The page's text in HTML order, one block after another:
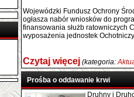
Wojewódzki Fundusz Ochrony
ogłasza nabór wniosków do
finansowania służb ratowniczych
wyposażenia jednostek
Czytaj więcej (kategoria:
Prośba o oddawanie krwi
Druhny i